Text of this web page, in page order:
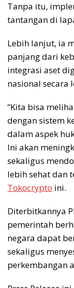
Tanpa itu,
tantangan di
Lebih lanjut, ia
panjang dari
integrasi aset
nasional secara
“Kita bisa
dengan sistem
dalam aspek
Ini akan
sekaligus
lebih sehat dan
Tokocrypto ini.
Diterbitkannya
pemerintah
negara dapat
sekaligus
perkembangan